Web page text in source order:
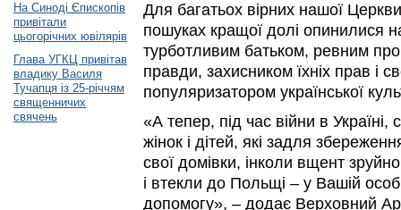
На Синоді Єпископів
привітали
цьогорічних ювілярів
Глава УГКЦ привітав
владику Василя
Тучапця із 25-річчям
священничих
свячень
Для багатьох вірних нашої
пошуках кращої долі опинилися
турботливим батьком, ревним
правди, захисником їхніх прав і
популяризатором української
«А тепер, під час війни в Україні,
жінок і дітей, які задля
свої домівки, інколи вщент
і втекли до Польщі – у Вашій
допомогу», – додає Верховний